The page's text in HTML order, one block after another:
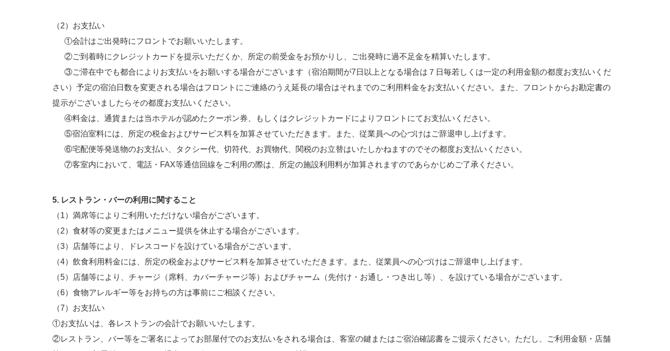
（2）お支払い
①会計はご出発時にフロントでお願いいたします。
②ご到着時にクレジットカードを提示いただくか、所定の前受金をお預かりし、ご出発時に過不足金を精算いたします。
③ご滞在中でも都合によりお支払いをお願いする場合がございます（宿泊期間が7日以上となる場合は７日毎若しくは一定の利用金額の都度お支払いくだ
さい）予定の宿泊日数を変更される場合はフロントにご連絡のうえ延長の場合はそれまでのご利用料金をお支払いください。また、フロントからお勘定書の
提示がございましたらその都度お支払いください。
④料金は、通貨または当ホテルが認めたクーポン券、もしくはクレジットカードによりフロントにてお支払いください。
⑤宿泊室料には、所定の税金およびサービス料を加算させていただきます。また、従業員への心づけはご辞退申し上げます。
⑥宅配便等発送物のお支払い、タクシー代、切符代、お買物代、関税のお立替はいたしかねますのでその都度お支払いください。
⑦客室内において、電話・FAX等通信回線をご利用の際は、所定の施設利用料が加算されますのであらかじめご了承ください。
5. レストラン・バーの利用に関すること
（1）満席等によりご利用いただけない場合がございます。
（2）食材等の変更またはメニュー提供を休止する場合がございます。
（3）店舗等により、ドレスコードを設けている場合がございます。
（4）飲食利用料金には、所定の税金およびサービス料を加算させていただきます。また、従業員への心づけはご辞退申し上げます。
（5）店舗等により、チャージ（席料、カバーチャージ等）およびチャーム（先付け・お通し・つき出し等）、を設けている場合がございます。
（6）食物アレルギー等をお持ちの方は事前にご相談ください。
（7）お支払い
①お支払いは、各レストランの会計でお願いいたします。
②レストラン、バー等をご署名によってお部屋付でのお支払いをされる場合は、客室の鍵またはご宿泊確認書をご提示ください。ただし、ご利用金額・店舗